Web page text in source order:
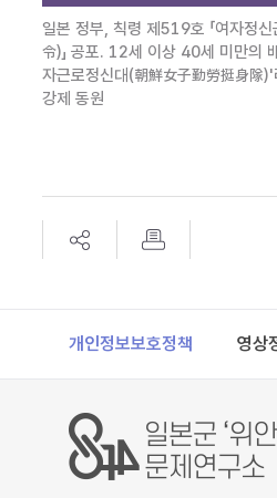
일본 정부, 칙령 제519호 「여자정
令)」 공포. 12세 이상 40세 미만의
자근로정신대(朝鮮女子勤勞挺身隊
강제 동원
Footer
개인정보보호정책 영상